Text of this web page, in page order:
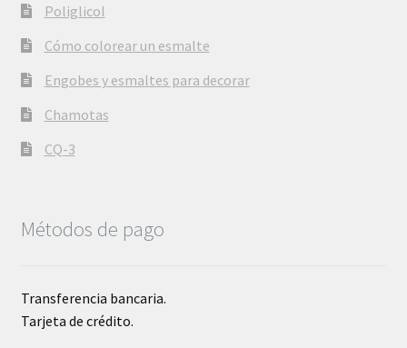
Poliglicol
Cómo colorear un esmalte
Engobes y esmaltes para decorar
Chamotas
CQ-3
Métodos de pago
Transferencia bancaria.
Tarjeta de crédito.